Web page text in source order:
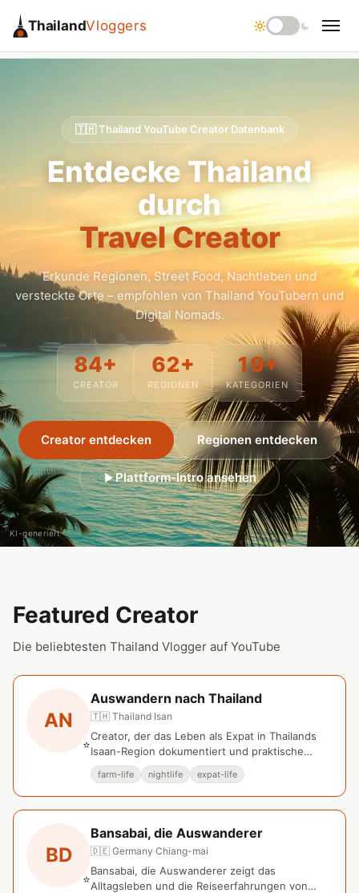
ThailandVloggers
KI-generiert
🇹🇭 Thailand YouTube Creator Datenbank
Entdecke Thailand
durch
Travel Creator
Erkunde Regionen, Street Food, Nachtleben und
versteckte Orte – empfohlen von Thailand YouTubern und
Digital Nomads.
84+
CREATOR
62+
REGIONEN
19+
KATEGORIEN
Creator entdecken Regionen entdecken
Plattform-Intro ansehen
Featured Creator
Die beliebtesten Thailand Vlogger auf YouTube
AN
⭐
Auswandern nach Thailand
🇹🇭 Thailand·Isan
Creator, der das Leben als Expat in Thailands
Isaan-Region dokumentiert und praktische
Tipps für Auswanderer teilt.
farm-life nightlife expat-life
BD
⭐
Bansabai, die Auswanderer
🇩🇪 Germany·Chiang-mai
Bansabai, die Auswanderer zeigt das
Alltagsleben und die Reiseerfahrungen von